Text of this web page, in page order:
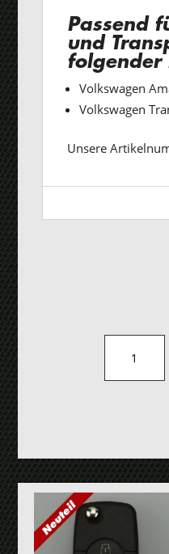
Passend
und
folgender
Volkswagen
Volkswagen
Unsere
Amarok,
Transporter